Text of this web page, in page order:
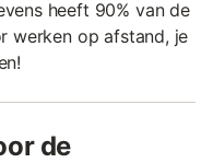
heeft 90% van de
werken op afstand, je
de